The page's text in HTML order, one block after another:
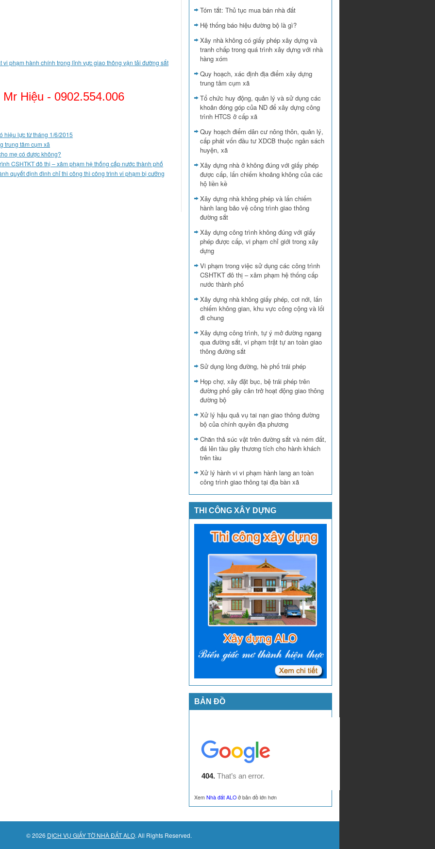
phạm hành chính trong lĩnh vực giao thông vận tải đường sắt
Hiệu - 0902.554.006
hiệu lực từ tháng 1/6/2015
trung tâm cụm xã
mẹ có được không?
CSHTKT đô thị – xâm phạm hệ thống cấp nước thành phố
quyết định đình chỉ thi công thì công trình vi phạm bị cưỡng
Tóm tắt: Thủ tục mua bán nhà đất
Hệ thống báo hiệu đường bộ là gì?
Xây nhà không có giấy phép xây dựng và
tranh chấp trong quá trình xây dựng với nhà
hàng xóm
Quy hoạch, xác định địa điểm xây dựng
trung tâm cụm xã
Tổ chức huy động, quản lý và sử dụng các
khoản đóng góp của ND để xây dựng công
trình HTCS ở cấp xã
Quy hoạch điểm dân cư nông thôn, quản lý,
cấp phát vốn đầu tư XDCB thuộc ngân sách
huyện, xã
Xây dựng nhà ở không đúng với giấy phép
được cấp, lấn chiếm khoảng không của các
hộ liền kề
Xây dựng nhà không phép và lấn chiếm
hành lang bảo vệ công trình giao thông
đường sắt
Xây dựng công trình không đúng với giấy
phép được cấp, vi phạm chỉ giới trong xây
dựng
Vi phạm trong việc sử dụng các công trình
CSHTKT đô thị – xâm phạm hệ thống cấp
nước thành phố
Xây dựng nhà không giấy phép, cơi nới, lấn
chiếm không gian, khu vực công cộng và lối
đi chung
Xây dựng công trình, tự ý mở đường ngang
qua đường sắt, vi phạm trật tự an toàn giao
thông đường sắt
Sử dụng lòng đường, hè phố trái phép
Họp chợ, xây đặt bục, bệ trái phép trên
đường phố gây cản trở hoạt động giao thông
đường bộ
Xử lý hậu quả vụ tai nạn giao thông đường
bộ của chính quyền địa phương
Chăn thả súc vật trên đường sắt và ném đất,
đá lên tàu gây thương tích cho hành khách
trên tàu
Xử lý hành vi vi phạm hành lang an toàn
công trình giao thông tại địa bàn xã
THI CÔNG XÂY DỰNG
BẢN ĐỒ
Xem Nhà đất ALO ở bản đồ lớn hơn
© 2026 DỊCH VỤ GIẤY TỜ NHÀ ĐẤT ALO. All Rights Reserved.